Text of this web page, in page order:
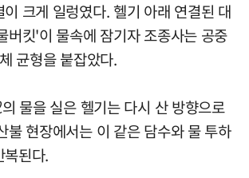
크게 일렁였다. 헬기 아래 연결된 대
버킷'이 물속에 잠기자 조종사는 공중
균형을 붙잡았다.
물을 실은 헬기는 다시 산 방향으로
불 현장에서는 이 같은 담수와 물 투하
된다.